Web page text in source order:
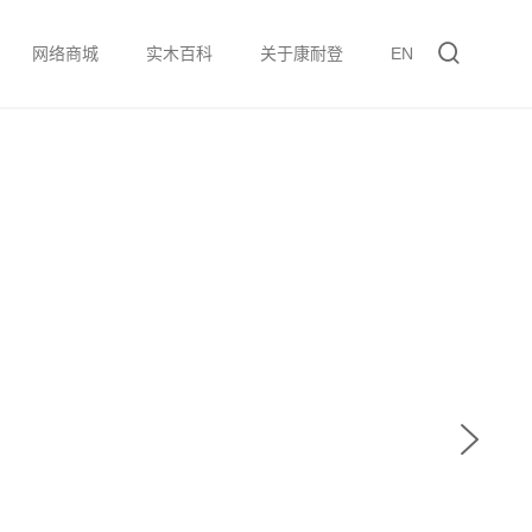
网络商城 实木百科 关于康耐登 EN